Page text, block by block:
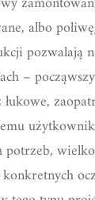
albo
pozwalają
–
potrzeb,